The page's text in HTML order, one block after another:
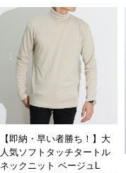
【即納・早い者勝ち！】大
人気ソフトタッチタートル
ネックニット ベージュL